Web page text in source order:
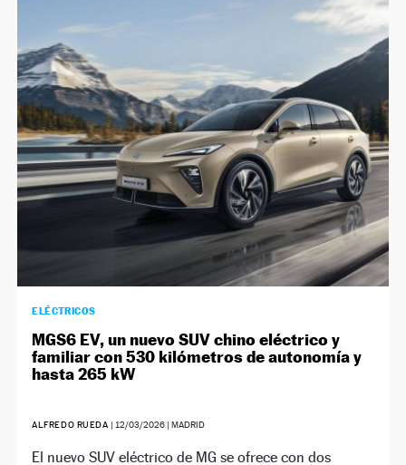
ELÉCTRICOS
MGS6 EV, un nuevo SUV chino eléctrico y
familiar con 530 kilómetros de autonomía y
hasta 265 kW
ALFREDO RUEDA | 12/03/2026| MADRID
El nuevo SUV eléctrico de MG se ofrece con dos